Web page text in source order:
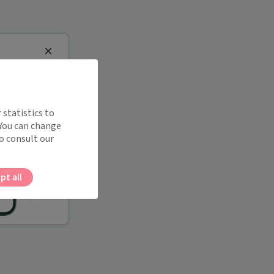
Close
statistics to
can change
consult our
all